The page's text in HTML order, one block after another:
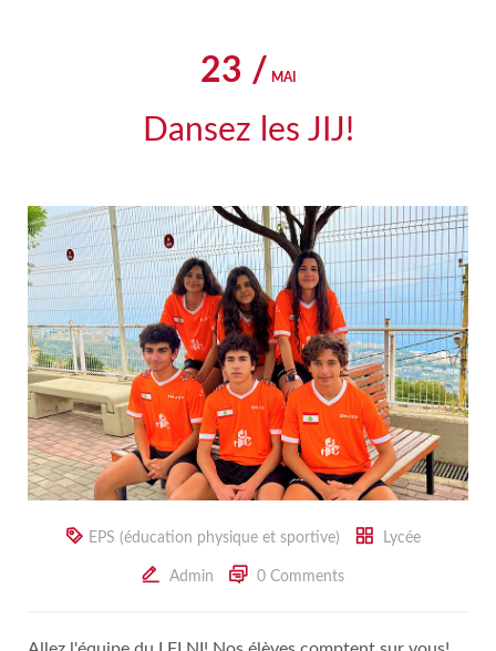
23 / MAI
Dansez les JIJ!
EPS (éducation physique et sportive) Lycée
Admin 0 Comments